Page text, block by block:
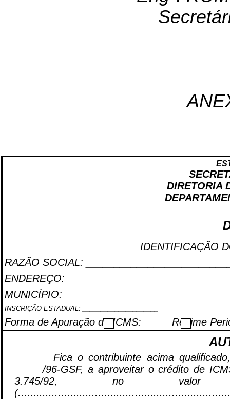
DIRETORIA
IDENTIFICAÇÃO
RAZÃO SOCIAL:
ENDEREÇO:
MUNICÍPIO:
INSCRIÇÃO ESTADUAL: _____________________
Forma de Apuração do ICMS: Regime
Fica o contribuinte acima
_____/96-GSF, a aproveitar o crédito de
3.745/92, no valor